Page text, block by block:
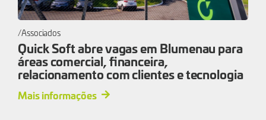
Associados
Quick Soft abre vagas em Blumenau para
áreas comercial, financeira,
relacionamento com clientes e tecnologia
Mais informações